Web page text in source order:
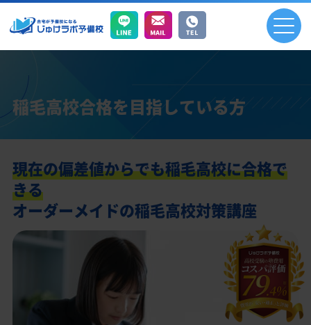
稲毛高校合格を目指している方
現在の偏差値からでも稲毛高校に合格で
きる
オーダーメイドの稲毛高校対策講座